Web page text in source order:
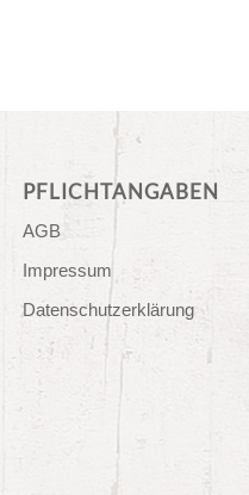
PFLICHTANGABEN
AGB
Impressum
Datenschutzerklärung